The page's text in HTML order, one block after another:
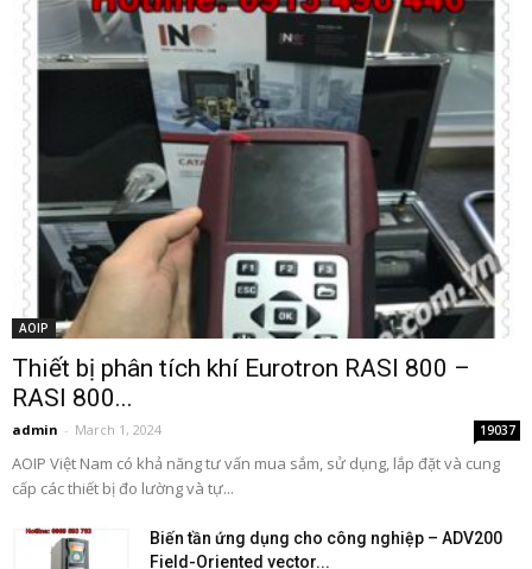
AOIP
Thiết bị phân tích khí Eurotron RASI 800 –
RASI 800...
admin - March 1, 2024 19037
AOIP Việt Nam có khả năng tư vấn mua sắm, sử dụng, lắp đặt và cung
cấp các thiết bị đo lường và tự...
Biến tần ứng dụng cho công nghiệp – ADV200
Field-Oriented vector...